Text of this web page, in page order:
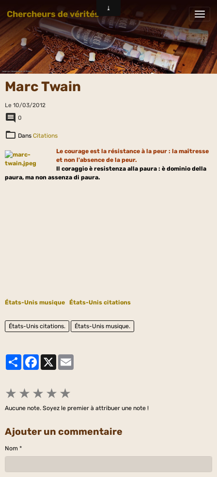
Chercheurs de vérités
Marc Twain
Le 10/03/2012
0
Dans Citations
Le courage est la résistance à la peur : la maîtresse
et non l'absence de la peur.
Il coraggio è resistenza alla paura : è dominio della
paura, ma non assenza di paura.
États-Unis musique États-Unis citations
États-Unis citations. États-Unis musique.
PartagerFacebook
★ ★ ★ ★ ★
Aucune note. Soyez le premier à attribuer une note !
Ajouter un commentaire
Nom